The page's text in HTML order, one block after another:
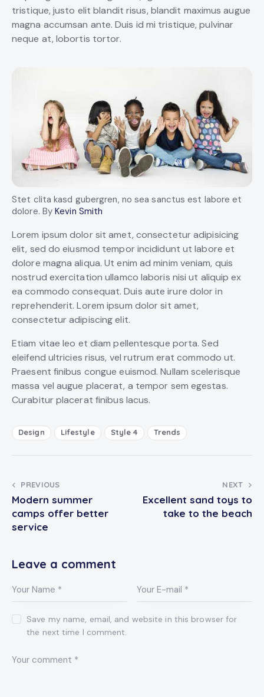
tristique, justo elit blandit risus, blandit maximus augue
magna accumsan ante. Duis id mi tristique, pulvinar
neque at, lobortis tortor.
Stet clita kasd gubergren, no sea sanctus est labore et
dolore. ByKevin Smith
Lorem ipsum dolor sit amet, consectetur adipisicing
elit, sed do eiusmod tempor incididunt ut labore et
dolore magna aliqua. Ut enim ad minim veniam, quis
nostrud exercitation ullamco laboris nisi ut aliquip ex
ea commodo consequat. Duis aute irure dolor in
reprehenderit. Lorem ipsum dolor sit amet,
consectetur adipiscing elit.
Etiam vitae leo et diam pellentesque porta. Sed
eleifend ultricies risus, vel rutrum erat commodo ut.
Praesent finibus congue euismod. Nullam scelerisque
massa vel augue placerat, a tempor sem egestas.
Curabitur placerat finibus lacus.
Design Lifestyle Style 4 Trends
Post
navigation
PREVIOUS
Modern summer
camps offer better
service
NEXT
Excellent sand toys to
take to the beach
Leave a comment
Save my name, email, and website in this browser for
the next time I comment.